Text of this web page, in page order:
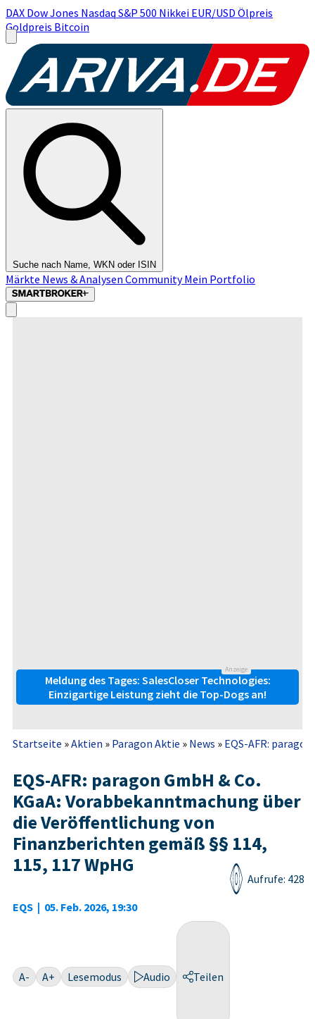
DAX Dow Jones Nasdaq S&P 500 Nikkei EUR/USD Ölpreis
Goldpreis Bitcoin
Suche nach Name, WKN oder ISIN
Märkte News & Analysen CommunityMein Portfolio
Anzeige
Meldung des Tages: SalesCloser Technologies:
Einzigartige Leistung zieht die Top-Dogs an!
Startseite »Aktien » Paragon Aktie » News » EQS-AFR:
EQS-AFR: paragon GmbH & Co.
KGaA: Vorabbekanntmachung über
die Veröffentlichung von
Finanzberichten gemäß §§ 114,
115, 117 WpHG
EQS | 05. Feb. 2026, 19:30
Aufrufe: 428
A- A+ Lesemodus Audio Teilen